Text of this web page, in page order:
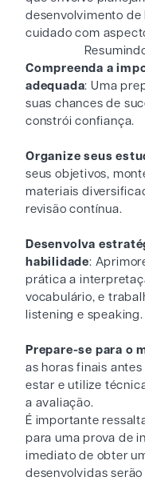
desenvolvimento
cuidado com
Compreenda a
adequada: Uma
suas chances de
constrói confiança.
Organize seus
seus objetivos,
materiais
revisão contínua.
Desenvolva
habilidade:
prática a
vocabulário, e
listening e speaking.
Prepare-se para o
as horas finais
estar e utilize
a avaliação.
É importante
para uma prova de
imediato de obter
desenvolvidas